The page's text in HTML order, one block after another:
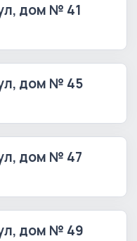
дом № 41
дом № 45
дом № 47
дом № 49